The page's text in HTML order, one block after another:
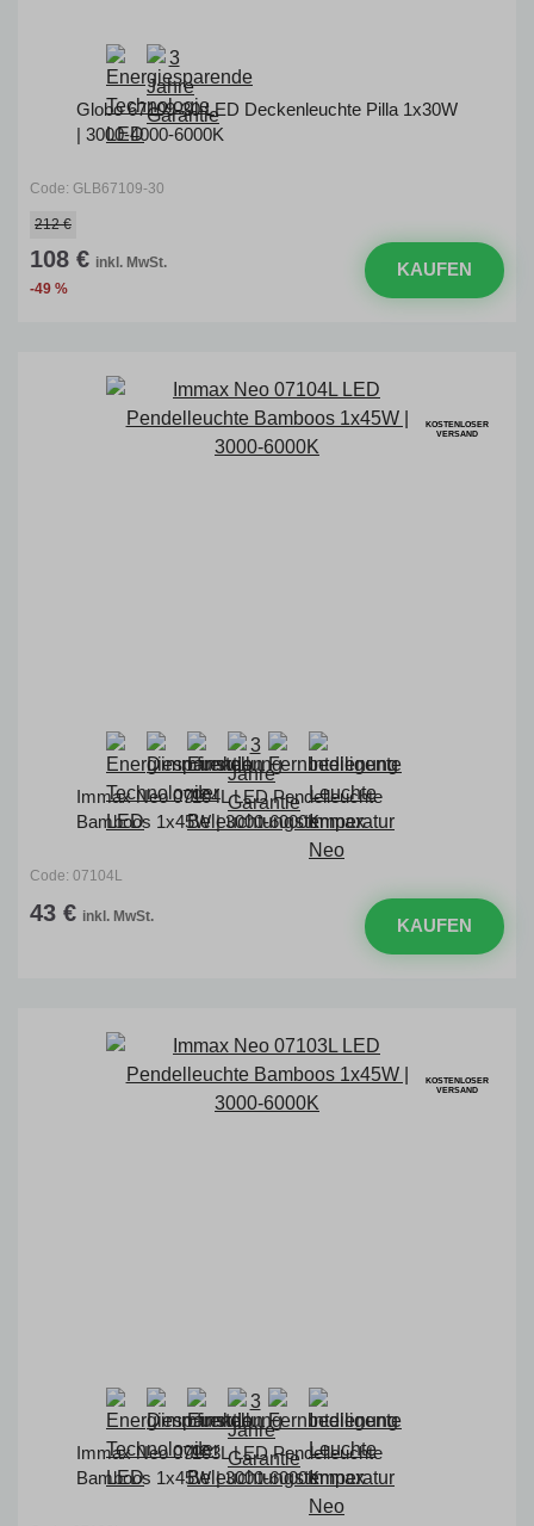
Globo 67109-30 LED Deckenleuchte Pilla 1x30W
| 3000-4000-6000K
Code: GLB67109-30
212 €
108 € inkl. MwSt.
-49 %
KAUFEN
KOSTENLOSER
VERSAND
Immax Neo 07104L LED Pendelleuchte
Bamboos 1x45W | 3000-6000K
Code: 07104L
43 € inkl. MwSt. KAUFEN
KOSTENLOSER
VERSAND
Immax Neo 07103L LED Pendelleuchte
Bamboos 1x45W | 3000-6000K